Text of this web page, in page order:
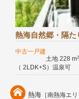
熱海自然郷・隔た
中古一戸建
土地 228 m2
（ 2LDK+S）温泉可
熱海 ［南熱海エリ